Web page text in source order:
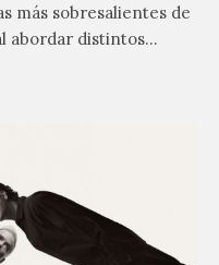
más sobresalientes de
abordar distintos